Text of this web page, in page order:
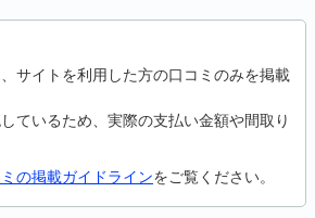
サイトを利用した方の口コミのみを掲載
ているため、実際の支払い金額や間取り
の掲載ガイドラインをご覧ください。